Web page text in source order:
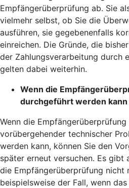
Empfängerüberprüfung ab. Sie
vielmehr selbst, ob Sie die
ausführen, sie gegebenenfalls
einreichen. Die Gründe, die
der Zahlungsverarbeitung durch
gelten dabei weiterhin.
Wenn die
durchgeführt werden kann
Wenn die
vorübergehender technischer
werden kann, können Sie den
später erneut versuchen. Es gibt
die Empfängerüberprüfung nicht
beispielsweise der Fall, wenn